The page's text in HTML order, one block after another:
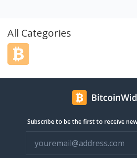
Schauen
mich freuen.
personally
All Categories
Subscribe to be the first to receive